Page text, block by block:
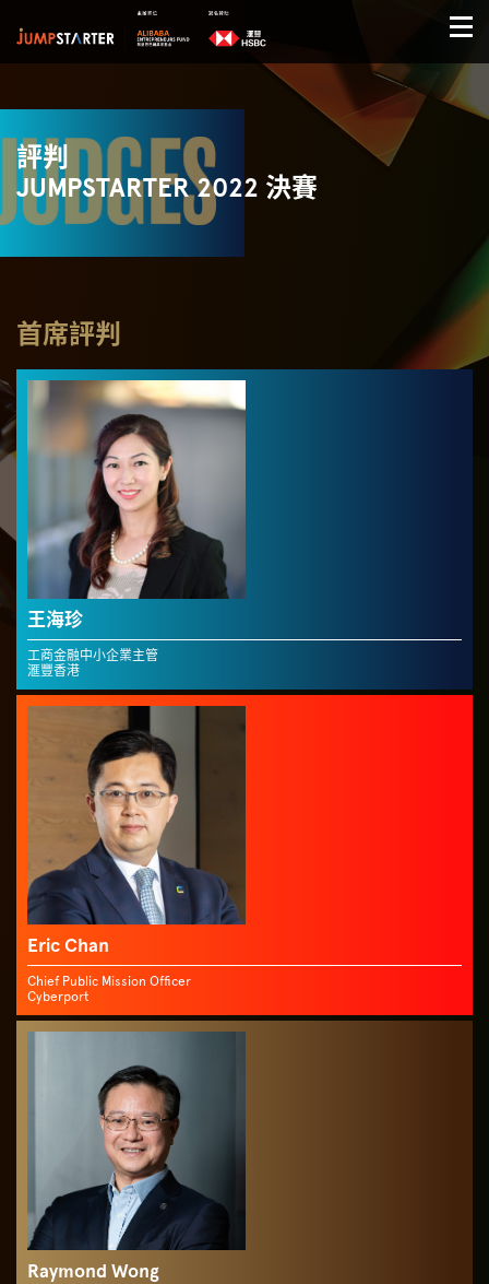
評判
JUMPSTARTER 2022 決賽
首席評判
王海珍
工商金融中小企業主管
滙豐香港
Eric Chan
Chief Public Mission Officer
Cyberport
Raymond Wong